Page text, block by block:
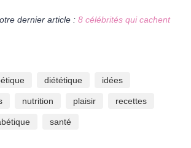
dernier article : 8 célébrités qui cachent
diététique idées
nutrition plaisir recettes
santé